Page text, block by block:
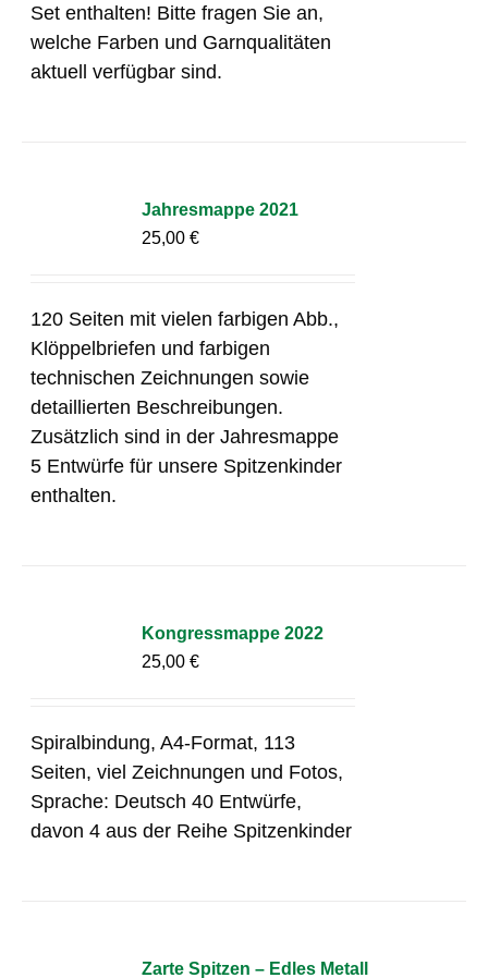
Set enthalten! Bitte fragen Sie an,
welche Farben und Garnqualitäten
aktuell verfügbar sind.
Jahresmappe 2021
25,00€
120 Seiten mit vielen farbigen Abb.,
Klöppelbriefen und farbigen
technischen Zeichnungen sowie
detaillierten Beschreibungen.
Zusätzlich sind in der Jahresmappe
5 Entwürfe für unsere Spitzenkinder
enthalten.
Kongressmappe 2022
25,00€
Spiralbindung, A4-Format, 113
Seiten, viel Zeichnungen und Fotos,
Sprache: Deutsch 40 Entwürfe,
davon 4 aus der Reihe Spitzenkinder
Zarte Spitzen – Edles Metall